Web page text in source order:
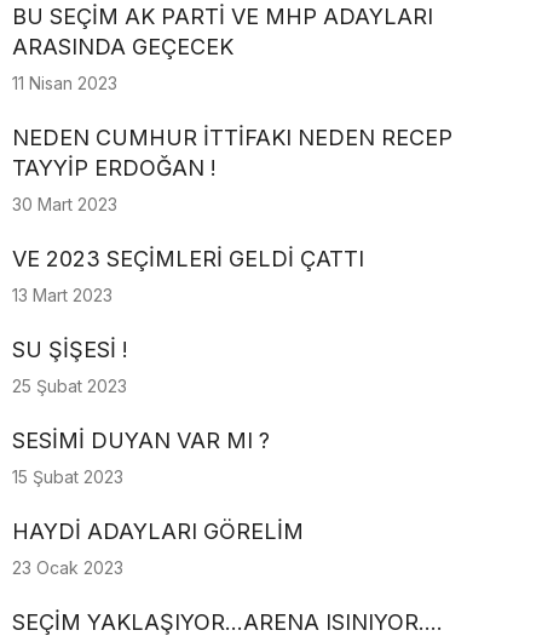
BU SEÇİM AK PARTİ VE MHP ADAYLARI
ARASINDA GEÇECEK
11 Nisan 2023
NEDEN CUMHUR İTTİFAKI NEDEN RECEP
TAYYİP ERDOĞAN !
30 Mart 2023
VE 2023 SEÇİMLERİ GELDİ ÇATTI
13 Mart 2023
SU ŞİŞESİ !
25 Şubat 2023
SESİMİ DUYAN VAR MI ?
15 Şubat 2023
HAYDİ ADAYLARI GÖRELİM
23 Ocak 2023
SEÇİM YAKLAŞIYOR...ARENA ISINIYOR....